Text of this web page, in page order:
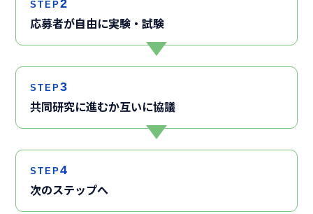
STEP2
応募者が自由に実験・試験
STEP3
共同研究に進むか互いに協議
STEP4
次のステップへ